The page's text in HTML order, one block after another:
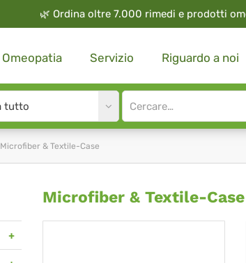
🌿 Ordina oltre 7.000 rimedi e prodotti
Omeopatia Servizio Riguardo a noi
Site
search
Microfiber & Textile-Case
Microfiber
&
Microfiber & Textile-Case